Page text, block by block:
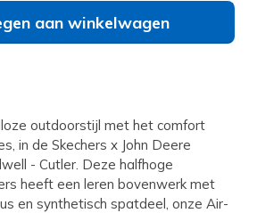
aan winkelwagen
outdoorstijl met het comfort
in de Skechers x John Deere
- Cutler. Deze halfhoge
heeft een leren bovenwerk met
en synthetisch spatdeel, onze Air-